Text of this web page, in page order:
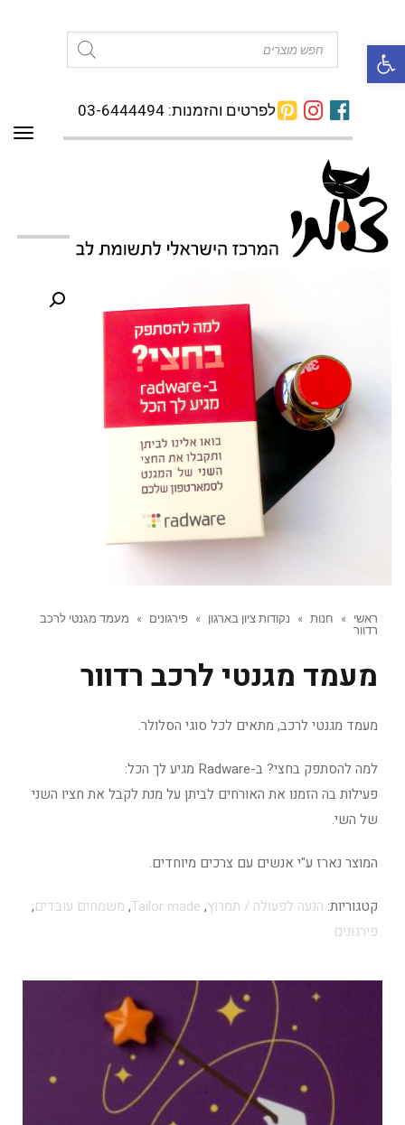
פתח סרגל נגישות
לפרטים והזמנות: 03-6444494
ראשי » חנות » נקודות ציון בארגון » פירגונים »
מעמד מגנטי לרכב
רדוור
מעמד מגנטי לרכב רדוור
מעמד מגנטי לרכב, מתאים לכל סוגי הסלולר.
למה להסתפק בחצי? ב-Radware מגיע לך הכל:
פעילות בה הזמנו את האורחים לביתן על מנת לקבל את חציו השני
של השי.
המוצר נארז ע"י אנשים עם צרכים מיוחדים.
קטגוריות: הנעה לפעולה / תמרוץ,
Tailor made
, משמחים עובדים,
פירגונים